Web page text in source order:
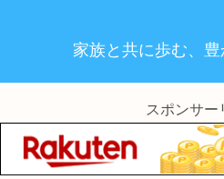
家族と共に歩む、
スポンサー